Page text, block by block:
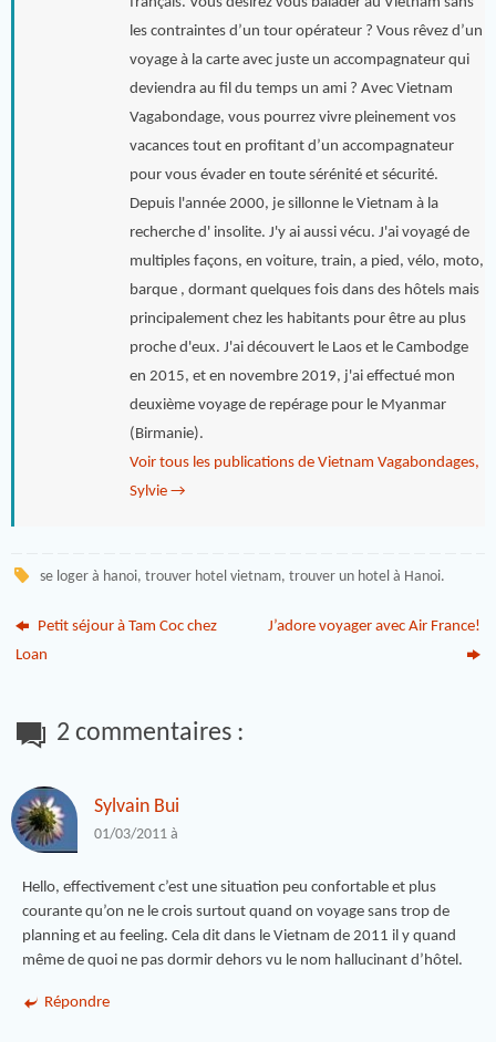
les contraintes d’un tour opérateur ? Vous rêvez d’un
voyage à la carte avec juste un accompagnateur qui
deviendra au fil du temps un ami ? Avec Vietnam
Vagabondage, vous pourrez vivre pleinement vos
vacances tout en profitant d’un accompagnateur
pour vous évader en toute sérénité et sécurité.
Depuis l'année 2000, je sillonne le Vietnam à la
recherche d' insolite. J'y ai aussi vécu. J'ai voyagé de
multiples façons, en voiture, train, a pied, vélo, moto,
barque , dormant quelques fois dans des hôtels mais
principalement chez les habitants pour être au plus
proche d'eux. J'ai découvert le Laos et le Cambodge
en 2015, et en novembre 2019, j'ai effectué mon
deuxième voyage de repérage pour le Myanmar
(Birmanie).
Voir tous les publications de Vietnam Vagabondages,
Sylvie →
se loger à hanoi, trouver hotel vietnam, trouver un hotel à Hanoi.
Petit séjour à Tam Coc chez
Loan
J’adore voyager avec Air France!
2 commentaires :
Sylvain Bui
01/03/2011 à
Hello, effectivement c’est une situation peu confortable et plus
courante qu’on ne le crois surtout quand on voyage sans trop de
planning et au feeling. Cela dit dans le Vietnam de 2011 il y quand
même de quoi ne pas dormir dehors vu le nom hallucinant d’hôtel.
Répondre